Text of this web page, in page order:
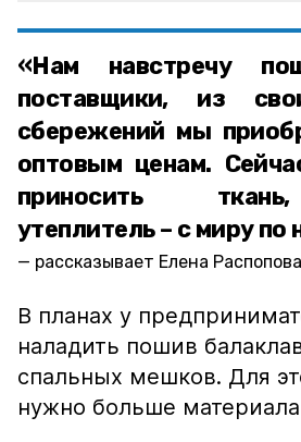
«Нам навстречу
поставщики, из
сбережений мы
оптовым ценам.
приносить
утеплитель – с миру по
рассказывает Елена
В планах у
наладить пошив
спальных мешков. Для
нужно больше